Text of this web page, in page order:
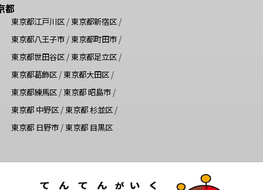
都
東京都江戸川区/東京都新宿区/
東京都八王子市/東京都町田市/
東京都世田谷区/東京都足立区/
東京都葛飾区/東京都大田区/
東京都練馬区/東京都 昭島市/
東京都 中野区/東京都 杉並区/
東京都 日野市/東京都 目黒区